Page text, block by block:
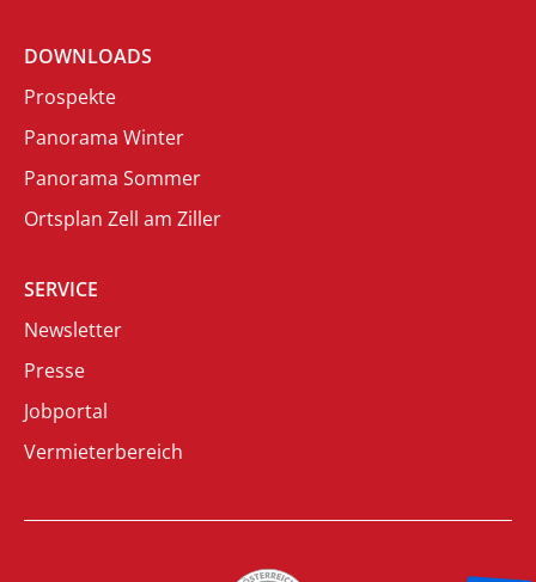
DOWNLOADS
Prospekte
Panorama Winter
Panorama Sommer
Ortsplan Zell am Ziller
SERVICE
Newsletter
Presse
Jobportal
Vermieterbereich